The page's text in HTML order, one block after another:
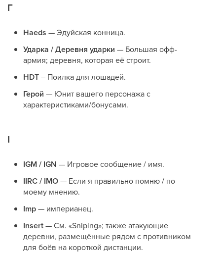
Г
Haeds — Эдуйская конница.
Ударка / Деревня ударки — Большая офф-
армия; деревня, которая её строит.
HDT– Поилка для лошадей.
Герой — Юнит вашего персонажа с
характеристиками/бонусами.
I
IGM / IGN — Игровое сообщение / имя.
IIRC / IMO— Если я правильно помню / по
моему мнению.
Imp— империанец.
Insert— См. «Sniping»; также атакующие
деревни, размещённые рядом с противником
для боёв на короткой дистанции.